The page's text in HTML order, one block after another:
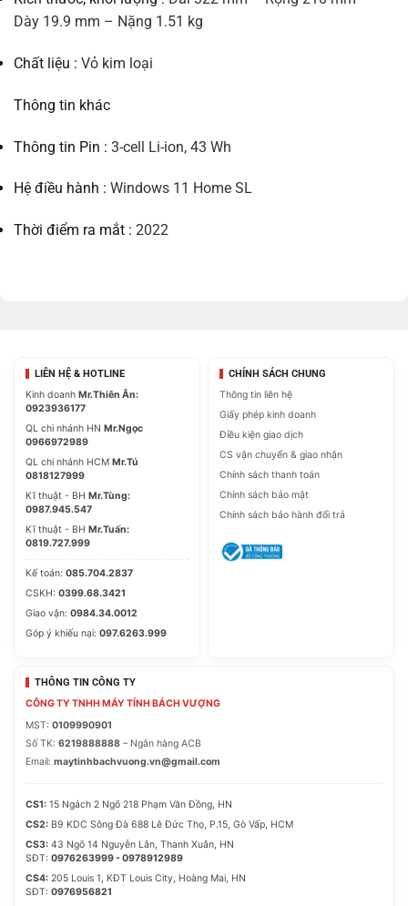
Dày 19.9 mm – Nặng 1.51 kg
Chất liệu : Vỏ kim loại
Thông tin khác
Thông tin Pin : 3-cell Li-ion, 43 Wh
Hệ điều hành : Windows 11 Home SL
Thời điểm ra mắt : 2022
LIÊN HỆ & HOTLINE
Kinh doanh Mr.Thiên Ân:
0923936177
QL chi nhánh HN Mr.Ngọc
0966972989
QL chi nhánh HCM Mr.Tú
0818127999
Kĩ thuật - BH Mr.Tùng:
0987.945.547
Kĩ thuật - BH Mr.Tuấn:
0819.727.999
Kế toán: 085.704.2837
CSKH: 0399.68.3421
Giao vận: 0984.34.0012
Góp ý khiếu nại: 097.6263.999
CHÍNH SÁCH CHUNG
Thông tin liên hệ
Giấy phép kinh doanh
Điều kiện giao dịch
CS vận chuyển & giao nhận
Chính sách thanh toán
Chính sách bảo mật
Chính sách bảo hành đổi trả
THÔNG TIN CÔNG TY
CÔNG TY TNHH MÁY TÍNH BÁCH VƯỢNG
MST: 0109990901
Số TK: 6219888888 – Ngân hàng ACB
Email: maytinhbachvuong.vn@gmail.com
CS1: 15 Ngách 2 Ngõ 218 Phạm Văn Đồng, HN
CS2: B9 KDC Sông Đà 688 Lê Đức Thọ, P.15, Gò Vấp, HCM
CS3: 43 Ngõ 14 Nguyễn Lân, Thanh Xuân, HN
SĐT: 0976263999 - 0978912989
CS4: 205 Louis 1, KĐT Louis City, Hoàng Mai, HN
SĐT: 0976956821